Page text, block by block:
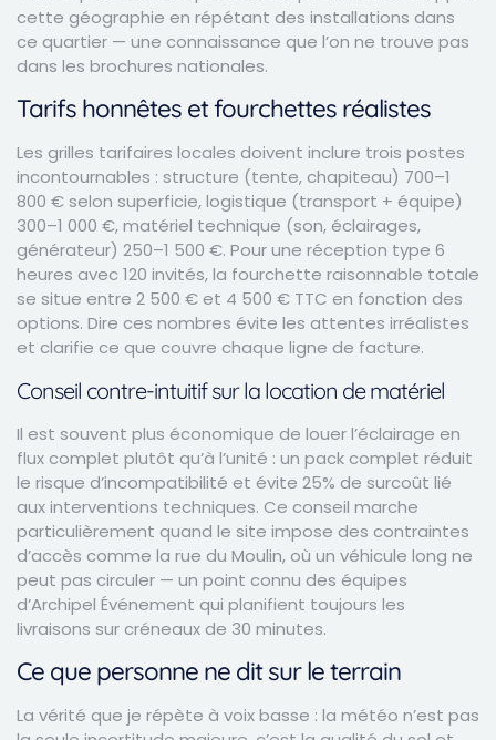
cette géographie en répétant des installations dans
ce quartier — une connaissance que l’on ne trouve pas
dans les brochures nationales.
Tarifs honnêtes et fourchettes réalistes
Les grilles tarifaires locales doivent inclure trois postes
incontournables : structure (tente, chapiteau) 700–1
800 € selon superficie, logistique (transport + équipe)
300–1 000 €, matériel technique (son, éclairages,
générateur) 250–1 500 €. Pour une réception type 6
heures avec 120 invités, la fourchette raisonnable totale
se situe entre 2 500 € et 4 500 € TTC en fonction des
options. Dire ces nombres évite les attentes irréalistes
et clarifie ce que couvre chaque ligne de facture.
Conseil contre-intuitif sur la location de matériel
Il est souvent plus économique de louer l’éclairage en
flux complet plutôt qu’à l’unité : un pack complet réduit
le risque d’incompatibilité et évite 25% de surcoût lié
aux interventions techniques. Ce conseil marche
particulièrement quand le site impose des contraintes
d’accès comme la rue du Moulin, où un véhicule long ne
peut pas circuler — un point connu des équipes
d’Archipel Événement qui planifient toujours les
livraisons sur créneaux de 30 minutes.
Ce que personne ne dit sur le terrain
La vérité que je répète à voix basse : la météo n’est pas